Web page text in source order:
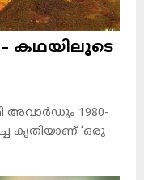
– കഥയിലൂടെ
അവാര്‍ഡും 1980-
കൃതിയാണ് ‘ഒരു